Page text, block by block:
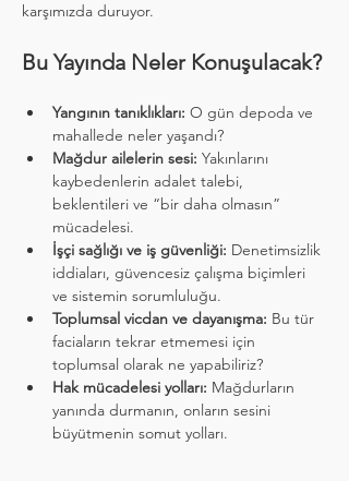
karşımızda duruyor.
Bu Yayında Neler Konuşulacak?
Yangının tanıklıkları: O gün depoda ve
mahallede neler yaşandı?
Mağdur ailelerin sesi: Yakınlarını
kaybedenlerin adalet talebi,
beklentileri ve “bir daha olmasın”
mücadelesi.
İşçi sağlığı ve iş güvenliği: Denetimsizlik
iddiaları, güvencesiz çalışma biçimleri
ve sistemin sorumluluğu.
Toplumsal vicdan ve dayanışma: Bu tür
faciaların tekrar etmemesi için
toplumsal olarak ne yapabiliriz?
Hak mücadelesi yolları: Mağdurların
yanında durmanın, onların sesini
büyütmenin somut yolları.